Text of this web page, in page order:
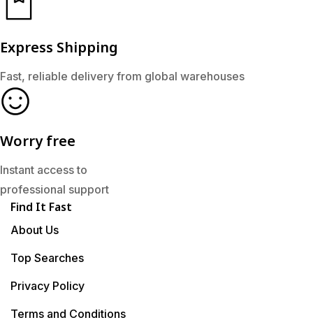
Express Shipping
Fast, reliable delivery from global warehouses
Worry free
Instant access to
professional support
Find It Fast
About Us
Top Searches
Privacy Policy
Terms and Conditions